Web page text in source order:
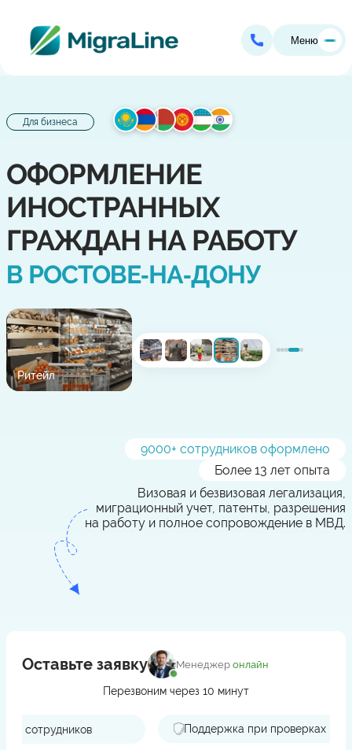
Меню
Для бизнеса
ОФОРМЛЕНИЕ
ИНОСТРАННЫХ
ГРАЖДАН НА РАБОТУ
В РОСТОВЕ‑НА‑ДОНУ
Ритейл
9000+ сотрудников оформлено
Более 13 лет опыта
Визовая и безвизовая легализация,
миграционный учет, патенты, разрешения
на работу и полное сопровождение в МВД.
Оставьте заявку Менеджер онлайн
Перезвоним через 10 минут
Поддержка при проверках